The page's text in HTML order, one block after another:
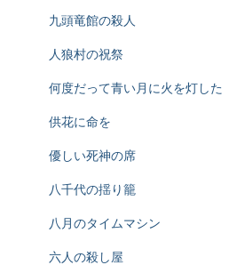
九頭竜館の殺人
人狼村の祝祭
何度だって青い月に火を灯した
供花に命を
優しい死神の席
八千代の揺り籠
八月のタイムマシン
六人の殺し屋